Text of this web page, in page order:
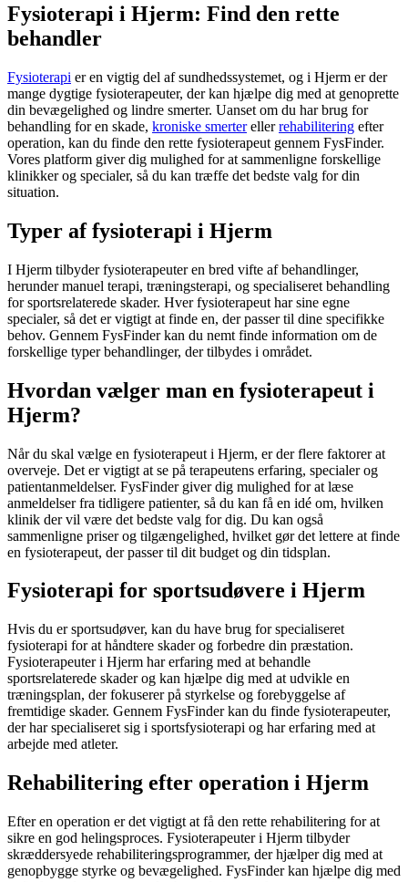
Fysioterapi i Hjerm: Find den rette
behandler
Fysioterapi er en vigtig del af sundhedssystemet, og i Hjerm er der
mange dygtige fysioterapeuter, der kan hjælpe dig med at genoprette
din bevægelighed og lindre smerter. Uanset om du har brug for
behandling for en skade, kroniske smerterellerrehabilitering efter
operation, kan du finde den rette fysioterapeut gennem FysFinder.
Vores platform giver dig mulighed for at sammenligne forskellige
klinikker og specialer, så du kan træffe det bedste valg for din
situation.
Typer af fysioterapi i Hjerm
I Hjerm tilbyder fysioterapeuter en bred vifte af behandlinger,
herunder manuel terapi, træningsterapi, og specialiseret behandling
for sportsrelaterede skader. Hverfysioterapeut har sine egne
specialer, så det er vigtigt at finde en, der passer til dine specifikke
behov. Gennem FysFinder kan du nemt finde information om de
forskellige typer behandlinger, der tilbydes i området.
Hvordan vælger man en fysioterapeut i
Hjerm?
Når du skal vælge en fysioterapeut i Hjerm, er der flere faktorer at
overveje. Det er vigtigt at se på terapeutens erfaring, specialer og
patientanmeldelser. FysFinder giver dig mulighed for at læse
anmeldelser fra tidligere patienter, så du kan få en idé om, hvilken
klinik der vil være det bedste valg for dig. Du kan også
sammenligne priser og tilgængelighed, hvilket gør det lettere at finde
en fysioterapeut, der passer til dit budget og din tidsplan.
Fysioterapi for sportsudøvere i Hjerm
Hvis du er sportsudøver, kan du have brug for specialiseret
fysioterapi for at håndtere skader og forbedre din præstation.
Fysioterapeuter i Hjerm har erfaring med at behandle
sportsrelaterede skader og kan hjælpe dig med at udvikle en
træningsplan, der fokuserer på styrkelse og forebyggelse af
fremtidige skader. Gennem FysFinder kan du finde fysioterapeuter,
der har specialiseret sig i sportsfysioterapi og har erfaring med at
arbejde med atleter.
Rehabilitering efter operation i Hjerm
Efter en operation er det vigtigt at få den rette rehabilitering for at
sikre en god helingsproces. Fysioterapeuter i Hjerm tilbyder
skræddersyede rehabiliteringsprogrammer, der hjælper dig med at
genopbygge styrke og bevægelighed. FysFinder kan hjælpe dig med